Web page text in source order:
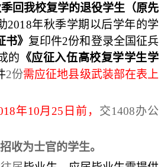
回我校复学的退役学生（原先
201 8年秋季学期以后学年的学
书》 复印件2份和登录全国征兵
的 《应征入伍高校复学学生学
2份需应征地县级武装部在表上
8年10月25日前 ， 交1408办公
收为士官的学生。